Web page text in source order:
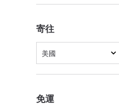
寄往
美國
免運